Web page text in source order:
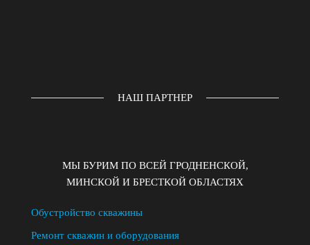
НАШ ПАРТНЕР
МЫ БУРИМ ПО ВСЕЙ ГРОДНЕНСКОЙ,
МИНСКОЙ И БРЕСТКОЙ ОБЛАСТЯХ
Обустройство скважины
Ремонт скважин и оборудования